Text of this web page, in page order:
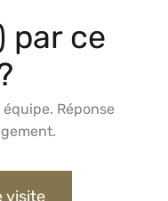
par ce
Réponse
visite